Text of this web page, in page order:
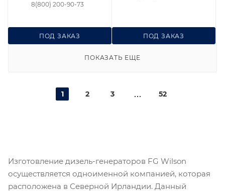
ПОД ЗАКАЗ
8(800) 200-90-73
ПОД ЗАКАЗ
ПОКАЗАТЬ ЕЩЕ
1 2 3 52
Изготовление дизель-генераторов FG Wilson
осуществляется одноименной компанией, которая
расположена в Северной Ирландии. Данный